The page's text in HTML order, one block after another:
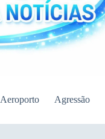
Aeroporto Agressão